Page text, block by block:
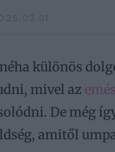
különös
mivel az
De még
amitől